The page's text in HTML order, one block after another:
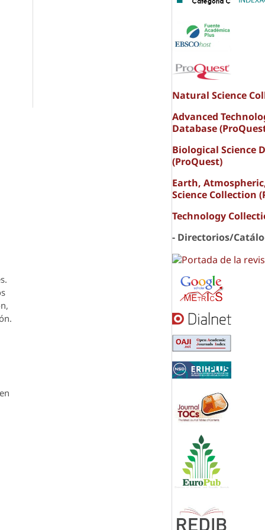
Natural Science
Advanced
Database
Biological Science
(ProQuest)
Earth,
Science Collection
Technology
- Directorios/